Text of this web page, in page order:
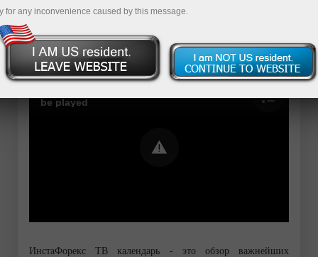
Demo-hisob-varag‘ini ochish
be played
ИнстаФорекс ТВ календарь - это обзор важнейших
for any inconvenience caused by this message.